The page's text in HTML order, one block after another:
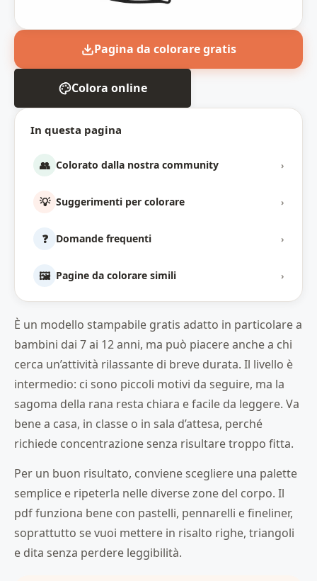
In questa pagina
👥 Colorato dalla nostra community ›
💡 Suggerimenti per colorare ›
❓ Domande frequenti ›
🖼️ Pagine da colorare simili ›
Pagina da colorare gratis
Colora online
È un modello stampabile gratis adatto in particolare a
bambini dai 7 ai 12 anni, ma può piacere anche a chi
cerca un’attività rilassante di breve durata. Il livello è
intermedio: ci sono piccoli motivi da seguire, ma la
sagoma della rana resta chiara e facile da leggere. Va
bene a casa, in classe o in sala d’attesa, perché
richiede concentrazione senza risultare troppo fitta.
Per un buon risultato, conviene scegliere una palette
semplice e ripeterla nelle diverse zone del corpo. Il
pdf funziona bene con pastelli, pennarelli e fineliner,
soprattutto se vuoi mettere in risalto righe, triangoli
e dita senza perdere leggibilità.